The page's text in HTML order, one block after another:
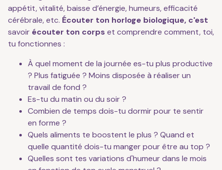
appétit, vitalité, baisse d’énergie, humeurs, efficacité
cérébrale, etc. Écouter ton horloge biologique, c'est
savoir écouter ton corps et comprendre comment, toi,
tu fonctionnes :
À quel moment de la journée es-tu plus productive
? Plus fatiguée ? Moins disposée à réaliser un
travail de fond ?
Es-tu du matin ou du soir ?
Combien de temps dois-tu dormir pour te sentir
en forme ?
Quels aliments te boostent le plus ? Quand et
quelle quantité dois-tu manger pour être au top ?
Quelles sont tes variations d'humeur dans le mois